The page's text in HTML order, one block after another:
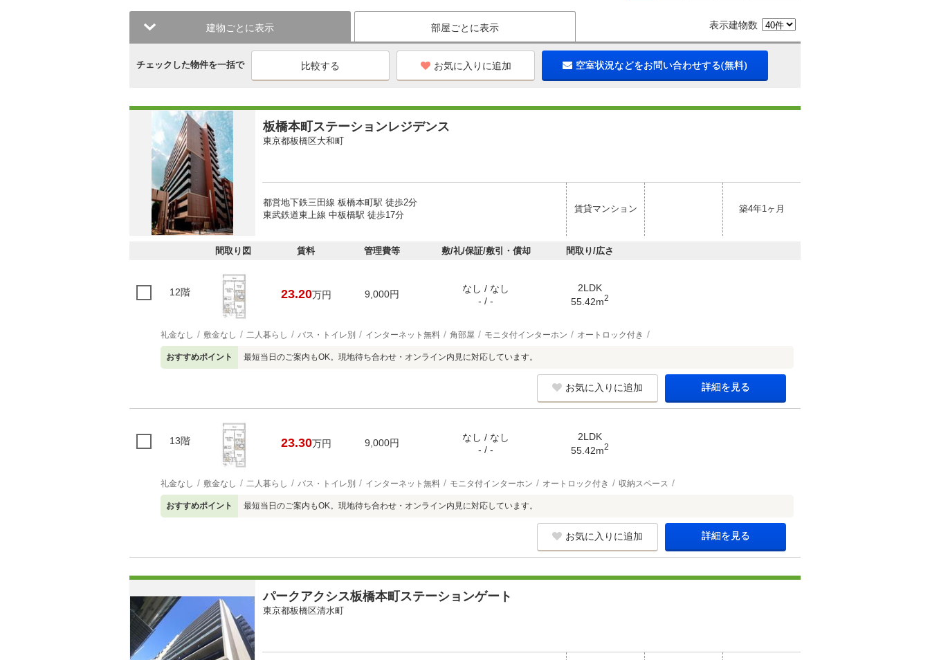
建物ごとに表示 部屋ごとに表示 表示建物数
チェックした物件を一括で お気に入りに追加 空室状況などをお問い合わせする(無料)
板橋本町ステーションレジデンス
東京都板橋区大和町
都営地下鉄三田線 板橋本町駅 徒歩2分
東武鉄道東上線 中板橋駅 徒歩17分
賃貸マンション 築4年1ヶ月
間取り図 賃料 管理費等 敷/礼/保証/敷引・償却 間取り/広さ
12階 23.20万円 9,000円
なし / なし
- / -
2LDK
55.42m2
礼金なし 敷金なし 二人暮らし バス・トイレ別 インターネット無料 角部屋 モニタ付インターホン オートロック付き
おすすめポイント 最短当日のご案内もOK。現地待ち合わせ・オンライン内見に対応しています。
お気に入りに追加 詳細を見る
13階 23.30万円 9,000円
なし / なし
- / -
2LDK
55.42m2
礼金なし 敷金なし 二人暮らし バス・トイレ別 インターネット無料 モニタ付インターホン オートロック付き 収納スペース
おすすめポイント 最短当日のご案内もOK。現地待ち合わせ・オンライン内見に対応しています。
お気に入りに追加 詳細を見る
パークアクシス板橋本町ステーションゲート
東京都板橋区清水町